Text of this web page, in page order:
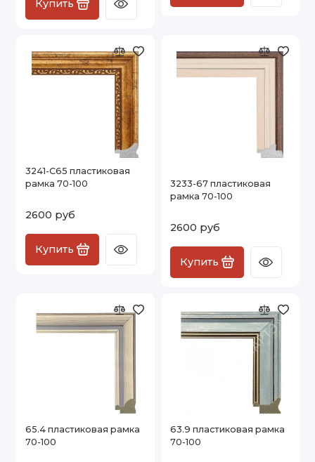
Купить
3241-C65 пластиковая
рамка 70-100
2600 руб
Купить
3233-67 пластиковая
рамка 70-100
2600 руб
Купить
65.4 пластиковая рамка
70-100
63.9 пластиковая рамка
70-100